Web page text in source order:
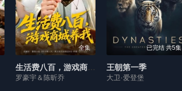
全集
生活费八百，游戏商城养我
罗豪宇＆陈昕乔
已完结 共5集
王朝第一季
大卫·爱登堡